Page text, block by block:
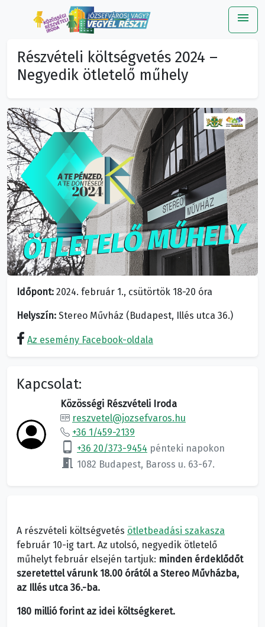
menu
Részvételi költségvetés 2024 –
Negyedik ötletelő műhely
Időpont: 2024. február 1., csütörtök 18-20 óra
Helyszín: Stereo Művház (Budapest, Illés utca 36.)
Az esemény Facebook-oldala
Kapcsolat:
Közösségi Részvételi Iroda
reszvetel@jozsefvaros.hu
+36 1/459-2139
phone_android +36 20/373-9454 pénteki napokon
meeting_room 1082 Budapest, Baross u. 63-67.
A részvételi költségvetés ötletbeadási szakasza
február 10-ig tart. Az utolsó, negyedik ötletelő
műhelyt február elsején tartjuk: minden érdeklődőt
szeretettel várunk 18.00 órától a Stereo Művházba,
az Illés utca 36.-ba.
180 millió forint az idei költségkeret.